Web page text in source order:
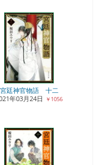
宮廷神官物語 十二
年03月24日
￥1056